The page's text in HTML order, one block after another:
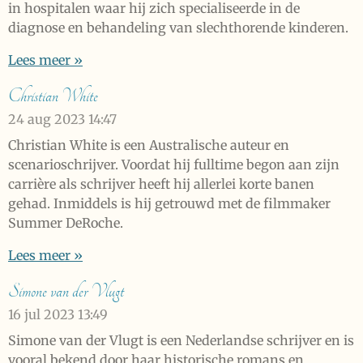
in hospitalen waar hij zich specialiseerde in de
diagnose en behandeling van slechthorende kinderen.
Lees meer »
Christian White
24 aug 2023 14:47
Christian White is een Australische auteur en
scenarioschrijver. Voordat hij fulltime begon aan zijn
carrière als schrijver heeft hij allerlei korte banen
gehad. Inmiddels is hij getrouwd met de filmmaker
Summer DeRoche.
Lees meer »
Simone van der Vlugt
16 jul 2023 13:49
Simone van der Vlugt is een Nederlandse schrijver en is